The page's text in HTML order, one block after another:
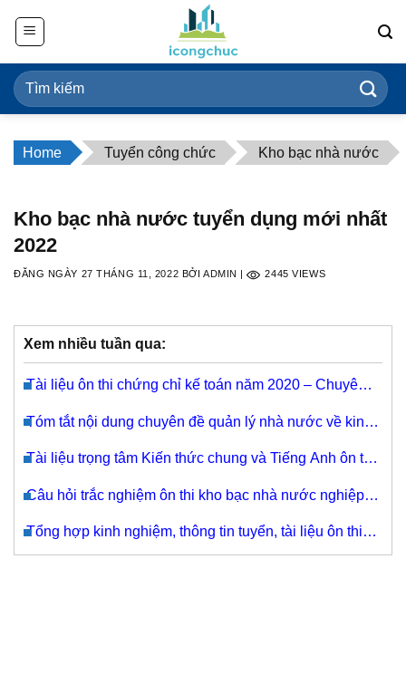
qua
dung
Home Tuyển công chức Kho bạc nhà nước
Kho bạc nhà nước tuyển dụng mới nhất
2022
ĐĂNG NGÀY 27 THÁNG 11, 2022 BỞI ADMIN | 2445 VIEWS
Xem nhiều tuần qua:
Tài liệu ôn thi chứng chỉ kế toán năm 2020 – Chuyên
Tóm tắt nội dung chuyên đề quản lý nhà nước về kinh
Tài liệu trọng tâm Kiến thức chung và Tiếng Anh ôn thi
Câu hỏi trắc nghiệm ôn thi kho bạc nhà nước nghiệp
Tổng hợp kinh nghiệm, thông tin tuyển, tài liệu ôn thi
công chức thuế, kho bạc nhà nước 2017